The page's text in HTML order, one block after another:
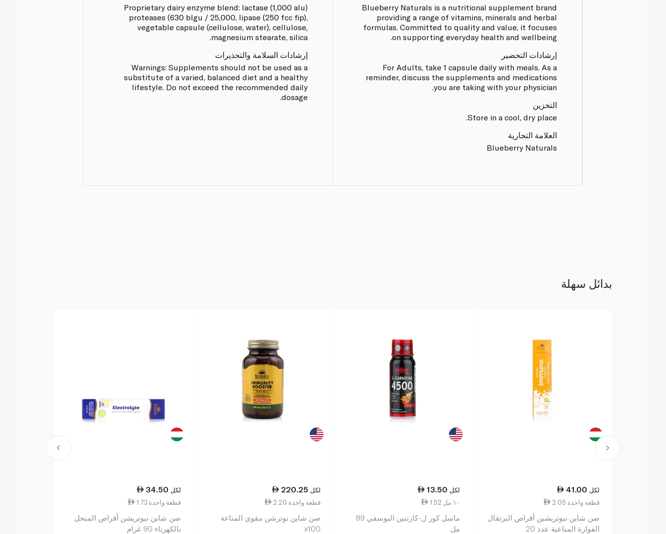
Blueberry Naturals is a nutritional supplement brand
providing a range of vitamins, minerals and herbal
formulas. Committed to quality and value, it focuses
on supporting everyday health and wellbeing.
إرشادات التحضير
For Adults, take 1 capsule daily with meals. As a
reminder, discuss the supplements and medications
you are taking with your physician.
التخزين
Store in a cool, dry place.
العلامة التجارية
Blueberry Naturals
Proprietary dairy enzyme blend: lactase (1,000 alu)
proteases (630 blgu / 25,000, lipase (250 fcc fip),
vegetable capsule (cellulose, water), cellulose,
magnesium stearate, silica.
إرشادات السلامة والتحذيرات
Warnings: Supplements should not be used as a
substitute of a varied, balanced diet and a healthy
lifestyle. Do not exceed the recommended daily
dosage.
بدائل سهلة
41.00 لكل
2.05 قطعة واحدة
صن شاين نيوتريشين أقراص البرتقال
الفوارة المناعية عدد 20
13.50 لكل
1.52 ١٠ مل
ماسل كور ل-كارنتين اليوسفي 89
مل
220.25 لكل
2.20 قطعة واحدة
صن شاين نوترشن مقوي المناعة
x100
34.50 لكل
1.73 قطعة واحدة
صن شاين نيوتريشن أقراص المنحل
بالكهرباء 90 غرام